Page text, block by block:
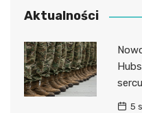
Aktualności
5